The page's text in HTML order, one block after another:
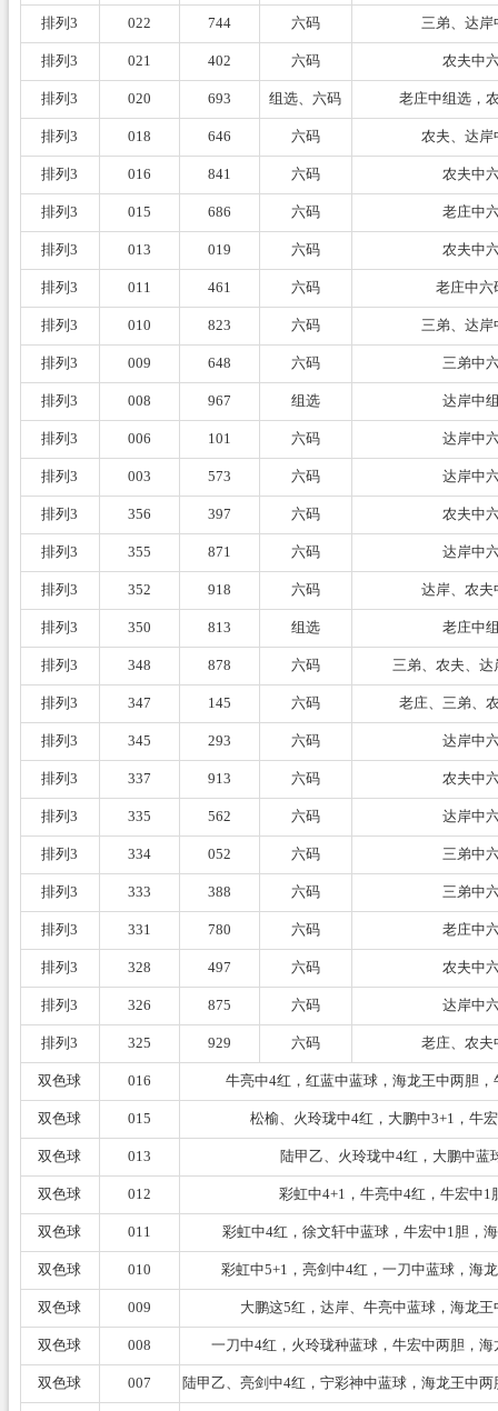
排列3 022 744 六码 三弟、达岸
排列3 021 402 六码 农夫中
排列3 020 693 组选、六码 老庄中组选，
排列3 018 646 六码 农夫、达岸
排列3 016 841 六码 农夫中
排列3 015 686 六码 老庄中
排列3 013 019 六码 农夫中
排列3 011 461 六码 老庄中六
排列3 010 823 六码 三弟、达岸
排列3 009 648 六码 三弟中
排列3 008 967 组选 达岸中
排列3 006 101 六码 达岸中
排列3 003 573 六码 达岸中
排列3 356 397 六码 农夫中
排列3 355 871 六码 达岸中
排列3 352 918 六码 达岸、农夫
排列3 350 813 组选 老庄中
排列3 348 878 六码 三弟、农夫、达
排列3 347 145 六码 老庄、三弟、
排列3 345 293 六码 达岸中
排列3 337 913 六码 农夫中
排列3 335 562 六码 达岸中
排列3 334 052 六码 三弟中
排列3 333 388 六码 三弟中
排列3 331 780 六码 老庄中
排列3 328 497 六码 农夫中
排列3 326 875 六码 达岸中
排列3 325 929 六码 老庄、农夫
双色球 016 牛亮中4红，红蓝中蓝球，海龙王中两胆，
双色球 015 松榆、火玲珑中4红，大鹏中3+1，牛
双色球 013 陆甲乙、火玲珑中4红，大鹏中蓝
双色球 012 彩虹中4+1，牛亮中4红，牛宏中1
双色球 011 彩虹中4红，徐文轩中蓝球，牛宏中1胆，
双色球 010 彩虹中5+1，亮剑中4红，一刀中蓝球，海
双色球 009 大鹏这5红，达岸、牛亮中蓝球，海龙王
双色球 008 一刀中4红，火玲珑种蓝球，牛宏中两胆，海
双色球 007 陆甲乙、亮剑中4红，宁彩神中蓝球，海龙王中